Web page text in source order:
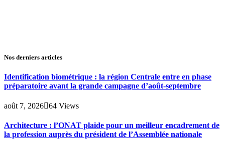
Nos derniers articles
Identification biométrique : la région Centrale entre en phase
préparatoire avant la grande campagne d’août-septembre
août 7, 2026 64 Views
Architecture : l’ONAT plaide pour un meilleur encadrement de
la profession auprès du président de l’Assemblée nationale